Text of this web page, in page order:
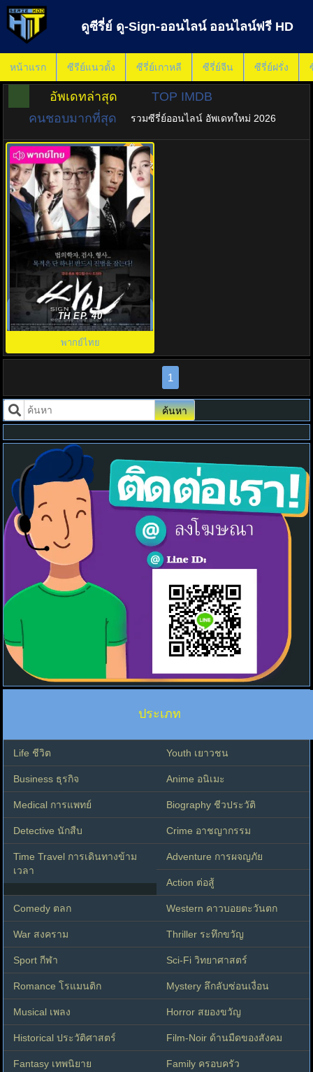
ดูซีรี่ย์ ดู-Sign-ออนไลน์ ออนไลน์ฟรี HD
หน้าแรก ซีรีย์แนวตั้ง ซีรี่ย์เกาหลี ซีรี่ย์จีน ซีรี่ย์ฝรั่ง
อัพเดทล่าสุด
TOP IMDB
คนชอบมากที่สุด
รวมซีรี่ย์ออนไลน์ อัพเดทใหม่ 2026
สืบศพ ไขคดีลับ พากย์ไทย Sign
ตอนที่1-16
7.0 พากย์ไทย
TH EP. 40
พากย์ไทย
1
ค้นหา
ประเภท
Life ชีวิต Youth เยาวชน
Business ธุรกิจ Anime อนิเมะ
Medical การแพทย์ Biography ชีวประวัติ
Detective นักสืบ Crime อาชญากรรม
Time Travel การเดินทางข้าม
เวลา
Adventure การผจญภัย
Action ต่อสู้
Comedy ตลก Western คาวบอยตะวันตก
War สงคราม Thriller ระทึกขวัญ
Sport กีฬา Sci-Fi วิทยาศาสตร์
Romance โรแมนติก Mystery ลึกลับซ่อนเงื่อน
Musical เพลง Horror สยองขวัญ
Historical ประวัติศาสตร์ Film-Noir ด้านมืดของสังคม
Fantasy เทพนิยาย Family ครอบครัว